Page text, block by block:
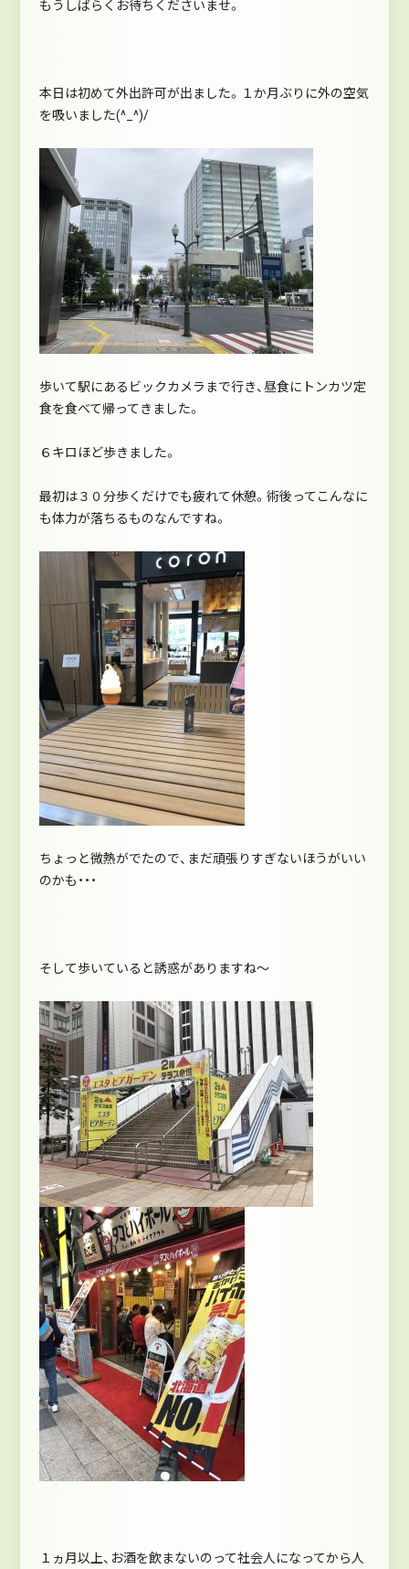
もうしばらくお待ちくださいませ。
本日は初めて外出許可が出ました。１か月ぶりに外の空気
を吸いました(^_^)/
歩いて駅にあるビックカメラまで行き、昼食にトンカツ定
食を食べて帰ってきました。
６キロほど歩きました。
最初は３０分歩くだけでも疲れて休憩。術後ってこんなに
も体力が落ちるものなんですね。
ちょっと微熱がでたので、まだ頑張りすぎないほうがいい
のかも・・・
そして歩いていると誘惑がありますね～
１ヵ月以上、お酒を飲まないのって社会人になってから人